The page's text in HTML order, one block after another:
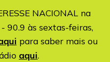
NACIONAL na
90.9 às sextas-feiras,
para saber mais ou
aqui.